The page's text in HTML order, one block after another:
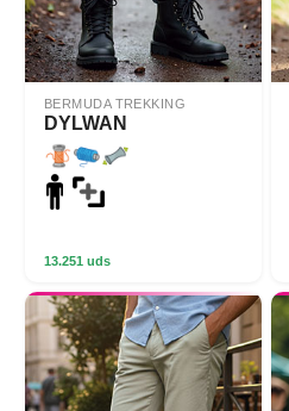
BERMUDA TREKKING
DYLWAN
13.251 uds